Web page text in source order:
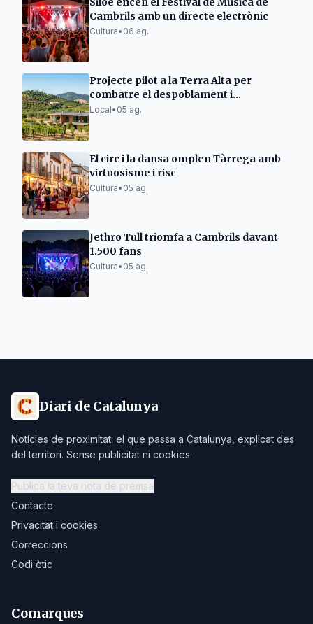
Cambrils amb un directe electrònic
Cultura• 06 ag.
Projecte pilot a la Terra Alta per
combatre el despoblament i
revitalitzar el món rural
Local• 05 ag.
El circ i la dansa omplen Tàrrega amb
virtuosisme i risc
Cultura• 05 ag.
Jethro Tull triomfa a Cambrils davant
1.500 fans
Cultura• 05 ag.
Diari de Catalunya
Notícies de proximitat: el que passa a Catalunya, explicat des
del territori. Sense publicitat ni cookies.
Publica la teva nota de premsa
Contacte
Privacitat i cookies
Correccions
Codi ètic
Comarques